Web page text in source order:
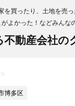
を買ったり、土地を売
よかった！などみんな
動産会社の
>
博多区